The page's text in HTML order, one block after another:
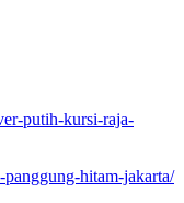
putih-kursi-raja-
hitam-jakarta/